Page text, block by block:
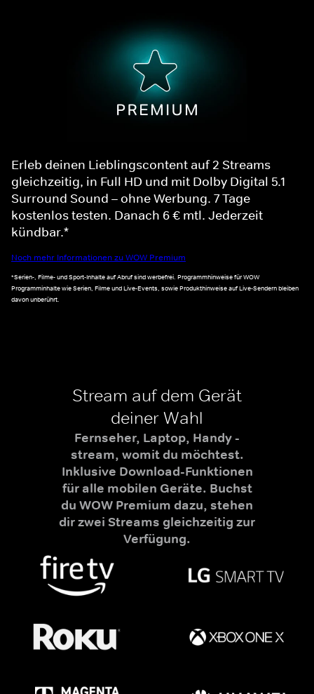
Erleb deinen Lieblingscontent auf 2 Streams
gleichzeitig, in Full HD und mit Dolby Digital 5.1
Surround Sound – ohne Werbung. 7 Tage
kostenlos testen. Danach 6 € mtl. Jederzeit
kündbar.*
Noch mehr Informationen zu WOW Premium
*Serien-, Filme- und Sport-Inhalte auf Abruf sind werbefrei. Programmhinweise für WOW
Programminhalte wie Serien, Filme und Live-Events, sowie Produkthinweise auf Live-Sendern bleiben
davon unberührt.
Stream auf dem Gerät
deiner Wahl
Fernseher, Laptop, Handy -
stream, womit du möchtest.
Inklusive Download-Funktionen
für alle mobilen Geräte. Buchst
du WOW Premium dazu, stehen
dir zwei Streams gleichzeitig zur
Verfügung.